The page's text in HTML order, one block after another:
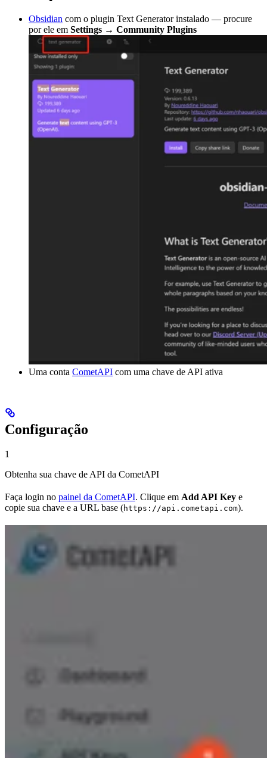
Obsidian com o plugin Text Generator instalado — procure
por ele em Settings → Community Plugins
Uma conta CometAPI com uma chave de API ativa
Configuração
1
Obtenha sua chave de API da CometAPI
Faça login no painel da CometAPI. Clique em Add API Key e
copie sua chave e a URL base (https://api.cometapi.com).